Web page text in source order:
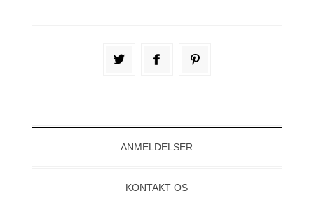
ANMELDELSER
KONTAKT OS